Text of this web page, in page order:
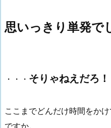
思いっきり単発で
・・・ そりゃねえだろ！
ここまでどんだけ時間をか